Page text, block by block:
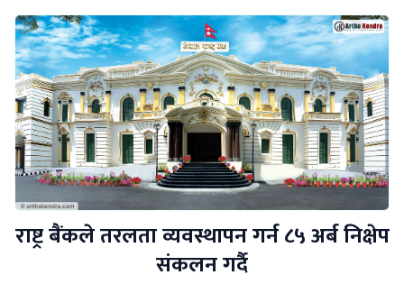
राष्ट्र बैंकले तरलता व्यवस्थापन गर्न ८५ अर्ब निक्षेप
संकलन गर्दै